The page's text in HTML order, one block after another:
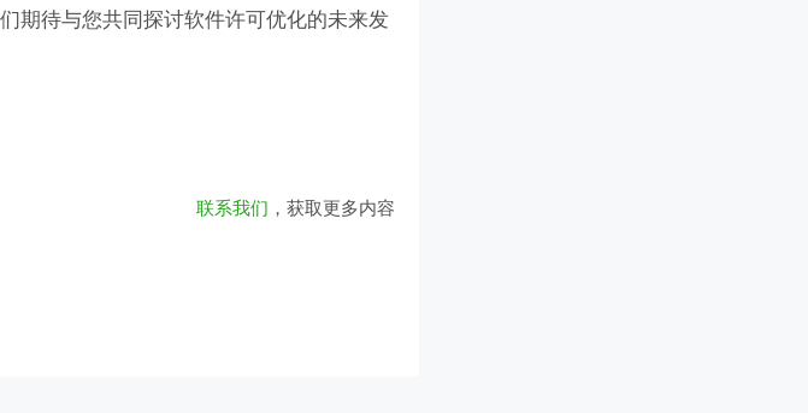
期待与您共同探讨软件许可优化的未来发
联系我们 ，获取更多内容